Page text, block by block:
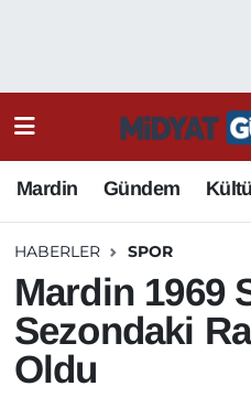
Mardin Gündem
HABERLER SPOR
Mardin 1969
Sezondaki
Oldu